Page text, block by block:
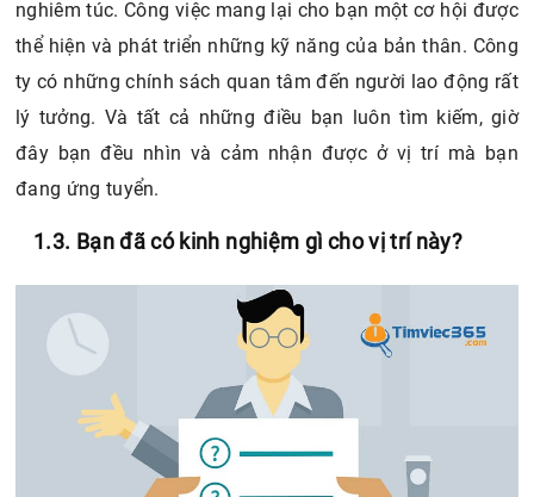
lý tưởng. Và tất cả những điều bạn luôn tìm kiếm, giờ
đây bạn đều nhìn và cảm nhận được ở vị trí mà bạn
đang ứng tuyển.
1.3. Bạn đã có kinh nghiệm gì cho vị trí này?